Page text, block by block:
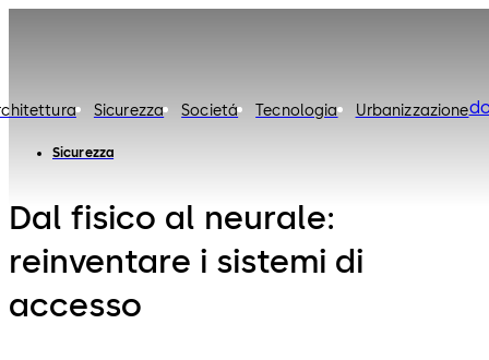
Sicurezza Societá Tecnologia Urbanizzazione
Sicurezza
Dal fisico al neurale:
reinventare i sistemi di
accesso